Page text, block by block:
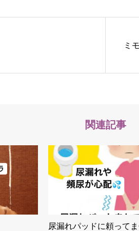
ミ
関連記事
尿漏れパッドに頼って